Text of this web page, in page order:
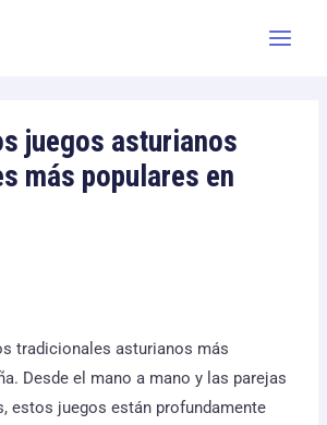
juegos asturianos
más populares en
tradicionales asturianos más
Desde el mano a mano y las parejas
estos juegos están profundamente